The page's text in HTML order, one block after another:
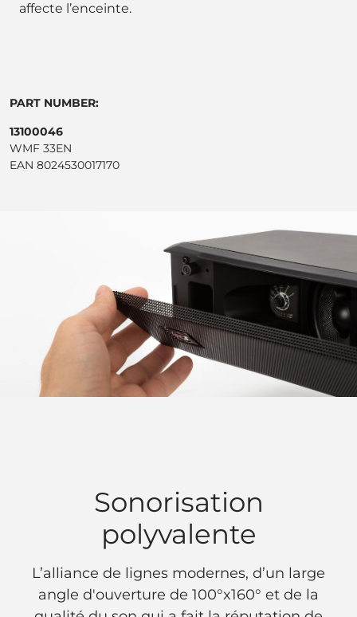
affecte l’enceinte.
PART NUMBER:
13100046
WMF 33EN
EAN 8024530017170
Sonorisation
polyvalente
L’alliance de lignes modernes, d’un large
angle d'ouverture de 100°x160° et de la